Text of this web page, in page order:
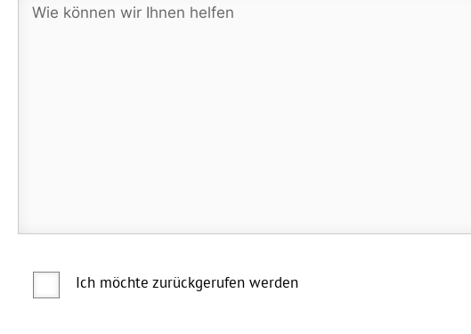
Ich möchte zurückgerufen werden